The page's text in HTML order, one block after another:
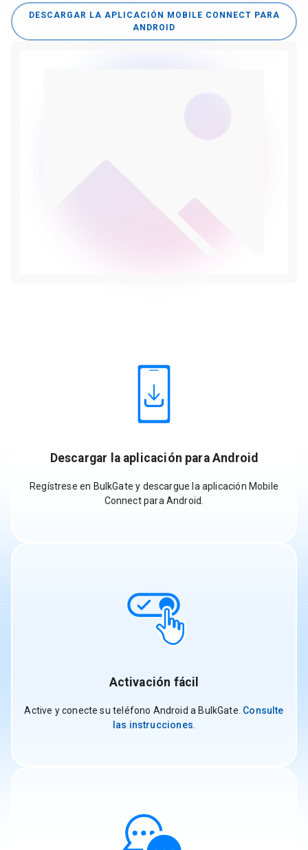
DESCARGAR LA APLICACIÓN MOBILE CONNECT PARA
ANDROID
Descargar la aplicación para Android
Regístrese en BulkGate y descargue la aplicación Mobile
Connect para Android.
Activación fácil
Active y conecte su teléfono Android a BulkGate. Consulte
las instrucciones